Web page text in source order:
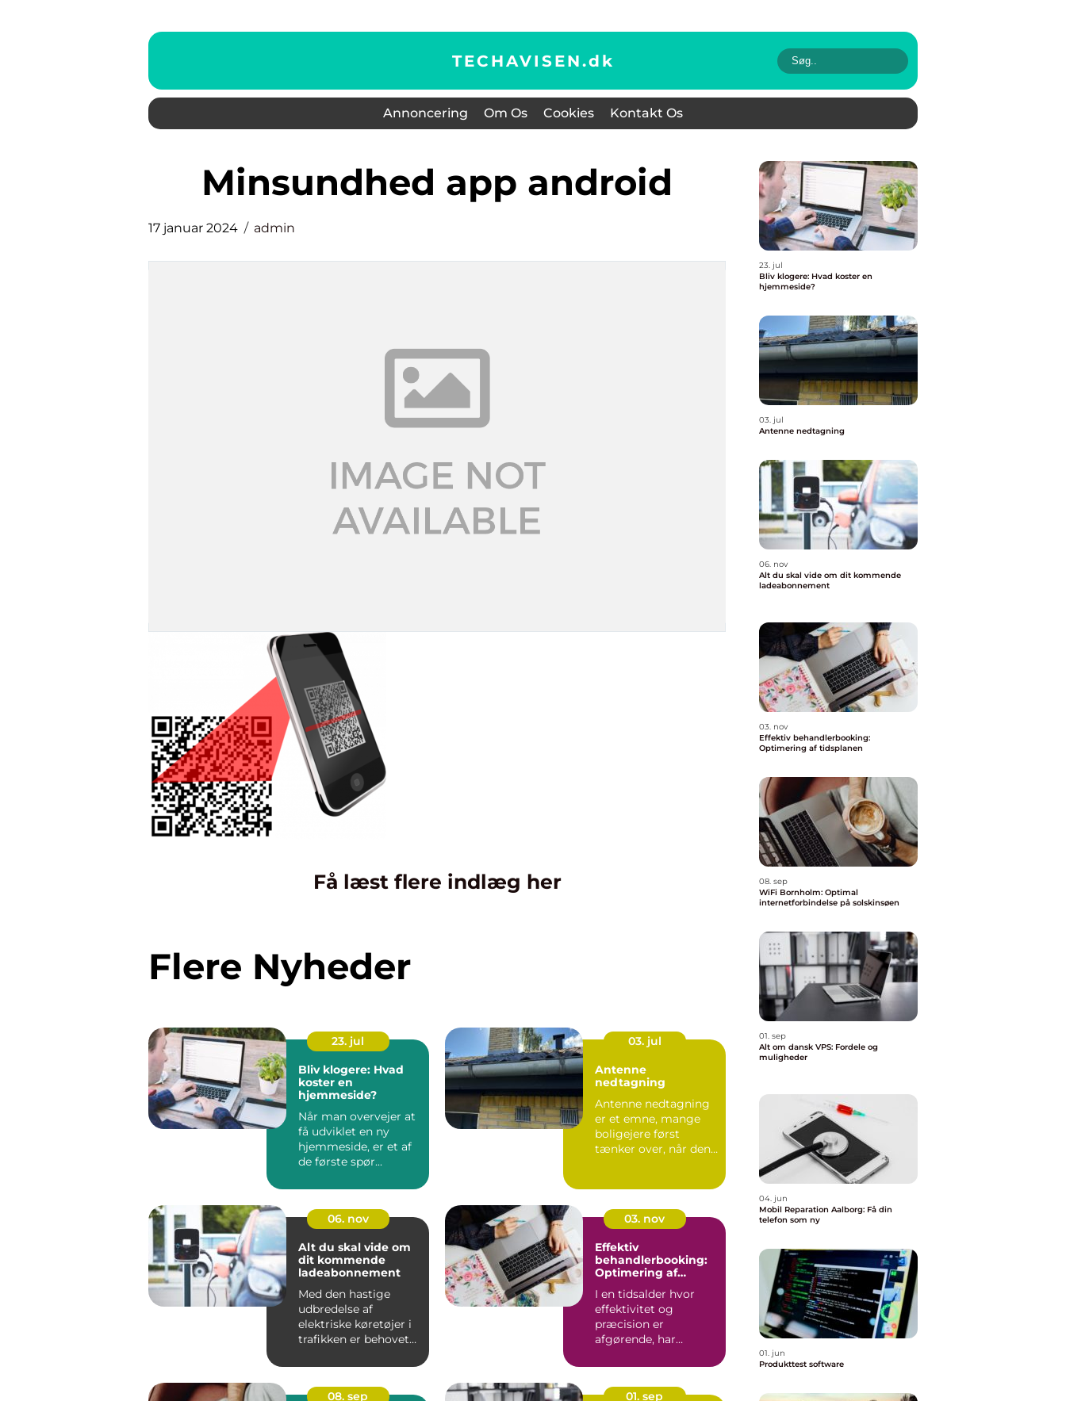
TECHAVISEN.dk
Annoncering Om Os Cookies Kontakt Os
minsundhed app android
17 januar 2024 admin
Få læst flere indlæg her
Flere Nyheder
23. jul
Bliv klogere: Hvad
koster en
hjemmeside?
Når man overvejer at
få udviklet en ny
hjemmeside, er et af
de første spør...
03. jul
Antenne
nedtagning
Antenne nedtagning
er et emne, mange
boligejere først
tænker over, når den
06. nov
Alt du skal vide om
dit kommende
ladeabonnement
Med den hastige
udbredelse af
elektriske køretøjer i
trafikken er behovet
03. nov
Effektiv
behandlerbooking:
Optimering af
I en tidsalder hvor
effektivitet og
præcision er
afgørende, har
taget ...
08. sep
01. sep
23. jul
Bliv klogere: Hvad koster en
hjemmeside?
03. jul
Antenne nedtagning
06. nov
Alt du skal vide om dit kommende
ladeabonnement
03. nov
Effektiv behandlerbooking:
Optimering af tidsplanen
08. sep
WiFi Bornholm: Optimal
internetforbindelse på solskinsøen
01. sep
Alt om dansk VPS: Fordele og
muligheder
04. jun
Mobil Reparation Aalborg: Få din
telefon som ny
01. jun
Produkttest software